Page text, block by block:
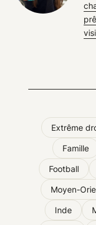
Extrême
Famille
Football
Moyen-
Inde